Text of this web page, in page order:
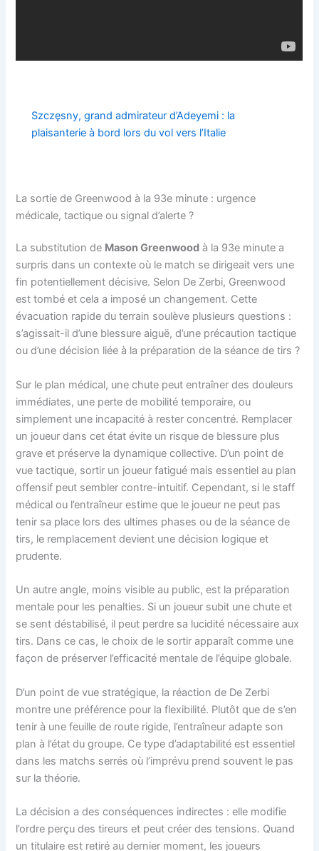
Szczęsny, grand admirateur d’Adeyemi : la
plaisanterie à bord lors du vol vers l’Italie
La sortie de Greenwood à la 93e minute : urgence
médicale, tactique ou signal d’alerte ?
La substitution de Mason Greenwood à la 93e minute a
surpris dans un contexte où le match se dirigeait vers une
fin potentiellement décisive. Selon De Zerbi, Greenwood
est tombé et cela a imposé un changement. Cette
évacuation rapide du terrain soulève plusieurs questions :
s’agissait-il d’une blessure aiguë, d’une précaution tactique
ou d’une décision liée à la préparation de la séance de tirs ?
Sur le plan médical, une chute peut entraîner des douleurs
immédiates, une perte de mobilité temporaire, ou
simplement une incapacité à rester concentré. Remplacer
un joueur dans cet état évite un risque de blessure plus
grave et préserve la dynamique collective. D’un point de
vue tactique, sortir un joueur fatigué mais essentiel au plan
offensif peut sembler contre-intuitif. Cependant, si le staff
médical ou l’entraîneur estime que le joueur ne peut pas
tenir sa place lors des ultimes phases ou de la séance de
tirs, le remplacement devient une décision logique et
prudente.
Un autre angle, moins visible au public, est la préparation
mentale pour les penalties. Si un joueur subit une chute et
se sent déstabilisé, il peut perdre sa lucidité nécessaire aux
tirs. Dans ce cas, le choix de le sortir apparaît comme une
façon de préserver l’efficacité mentale de l’équipe globale.
D’un point de vue stratégique, la réaction de De Zerbi
montre une préférence pour la flexibilité. Plutôt que de s’en
tenir à une feuille de route rigide, l’entraîneur adapte son
plan à l’état du groupe. Ce type d’adaptabilité est essentiel
dans les matchs serrés où l’imprévu prend souvent le pas
sur la théorie.
La décision a des conséquences indirectes : elle modifie
l’ordre perçu des tireurs et peut créer des tensions. Quand
un titulaire est retiré au dernier moment, les joueurs